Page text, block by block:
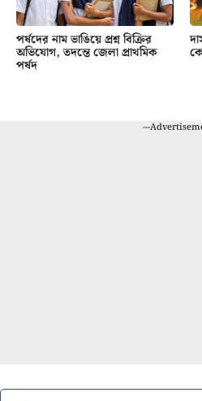
পর্ষদের নাম ভাঙিয়ে প্রশ্ন বিক্রির
অভিযোগ, তদন্তে জেলা প্রাথমিক
পর্ষদ
---